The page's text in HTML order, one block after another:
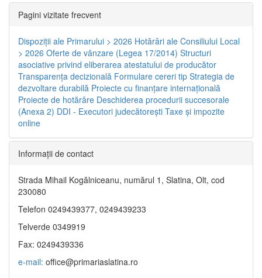
Pagini vizitate frecvent
Dispoziţii ale Primarului > 2026 Hotărâri ale Consiliului Local
> 2026 Oferte de vânzare (Legea 17/2014) Structuri
asociative privind eliberarea atestatului de producător
Transparenţa decizională Formulare cereri tip Strategia de
dezvoltare durabilă Proiecte cu finanţare internaţională
Proiecte de hotărâre Deschiderea procedurii succesorale
(Anexa 2) DDI - Executori judecătorești Taxe şi impozite
online
Informaţii de contact
Strada Mihail Kogălniceanu, numărul 1, Slatina, Olt, cod
230080
Telefon 0249439377, 0249439233
Telverde 0349919
Fax: 0249439336
e-mail: office@primariaslatina.ro